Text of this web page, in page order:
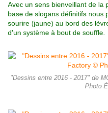
Avec un sens bienveillant de la
base de slogans définitifs nous
sourire (jaune) au bord des
d'un système à bout de souffle.
"Dessins entre 2016 - 2017" de
Photo